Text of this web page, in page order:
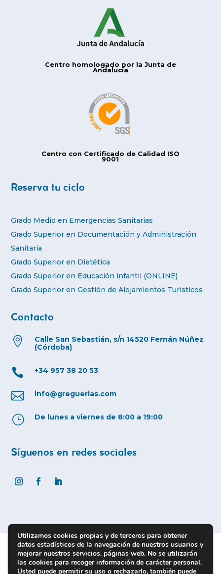
Centro homologado por la Junta de
Andalucía
Centro con Certificado de Calidad ISO
9001
Reserva tu ciclo
Grado Medio en Emergencias Sanitarias
Grado Superior en Documentación y Administración
Sanitaria
Grado Superior en Dietética
Grado Superior en Educación infantil (ONLINE)
Grado Superior en Gestión de Alojamientos Turísticos
Contacto

Calle San Sebastián, s/n 14520 Fernán Núñez
(Córdoba)
 +34 957 38 20 53
 info@greguerias.com
} De lunes a viernes de 8:00 a 19:00
Síguenos en redes sociales
Aviso Legal|Política de privacidad|Política de cookies
|Accesibilidad|Términos de contratación
Utilizamos cookies propias y de terceros para obtener
datos estadísticos de la navegación de nuestros usuarios y
mejorar nuestros servicios. páginas web. No se utilizarán
las cookies para recoger información de carácter personal.
Usted puede permitir su uso o rechazarlo, también puede